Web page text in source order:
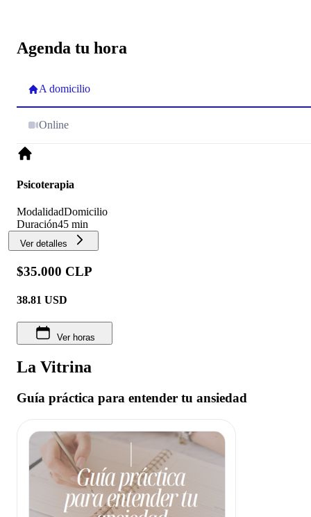
Agenda tu hora
A domicilio
Online
Psicoterapia
ModalidadDomicilio
Duración45 min
Ver detalles
$35.000 CLP
38.81 USD
Ver horas
La Vitrina
Guía práctica para entender tu ansiedad